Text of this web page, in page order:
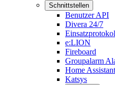
Schnittstellen
Benutzer API
Divera 24/7
e:LION
Fireboard
Groupalarm
Home Assistant
Katsys